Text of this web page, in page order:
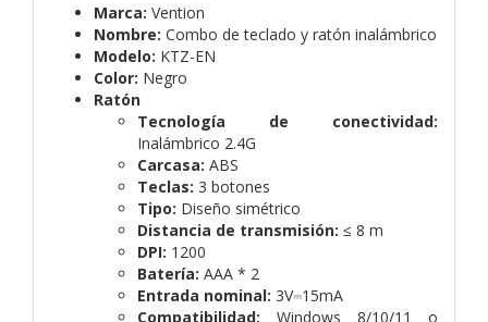
Marca: Vention
Nombre: Combo de teclado y ratón inalámbrico
Modelo: KTZ-EN
Color: Negro
Ratón
Tecnología de conectividad:
Inalámbrico 2.4G
Carcasa: ABS
Teclas: 3 botones
Tipo: Diseño simétrico
Distancia de transmisión: ≤ 8 m
DPI: 1200
Batería: AAA * 2
Entrada nominal: 3V⎓15mA
Compatibilidad: Windows 8/10/11 o